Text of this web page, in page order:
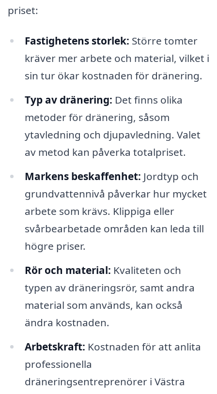
priset:
Fastighetens storlek: Större tomter
kräver mer arbete och material, vilket i
sin tur ökar kostnaden för dränering.
Typ av dränering: Det finns olika
metoder för dränering, såsom
ytavledning och djupavledning. Valet
av metod kan påverka totalpriset.
Markens beskaffenhet: Jordtyp och
grundvattennivå påverkar hur mycket
arbete som krävs. Klippiga eller
svårbearbetade områden kan leda till
högre priser.
Rör och material: Kvaliteten och
typen av dräneringsrör, samt andra
material som används, kan också
ändra kostnaden.
Arbetskraft: Kostnaden för att anlita
professionella
dräneringsentreprenörer i Västra